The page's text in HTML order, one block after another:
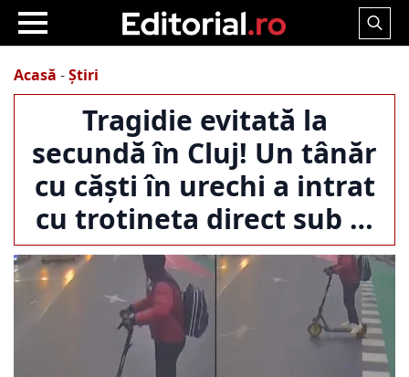
Search
Acasă -Știri
Tragidie evitată la
secundă în Cluj! Un tânăr
cu căști în urechi a intrat
cu trotineta direct sub …